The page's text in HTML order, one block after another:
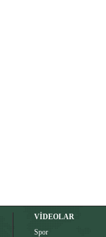
VİDEOLAR
Spor